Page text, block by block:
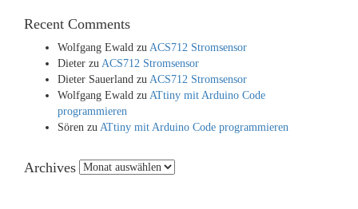
Recent Comments
Wolfgang Ewald zu ACS712 Stromsensor
Dieter zu ACS712 Stromsensor
Dieter Sauerland zu ACS712 Stromsensor
Wolfgang Ewald zu ATtiny mit Arduino Code
programmieren
Sören zu ATtiny mit Arduino Code programmieren
Archives
Archives